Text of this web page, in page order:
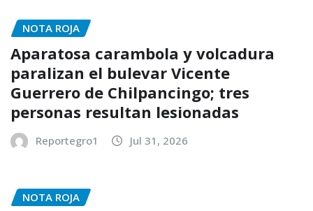
NOTA ROJA
Aparatosa carambola y volcadura
paralizan el bulevar Vicente
Guerrero de Chilpancingo; tres
personas resultan lesionadas
Reportegro1 Jul 31, 2026
NOTA ROJA